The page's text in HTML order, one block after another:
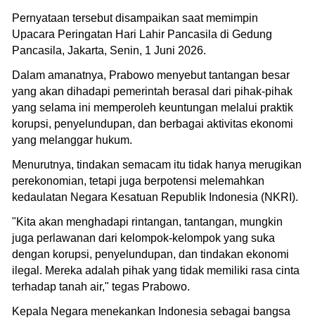
Pernyataan tersebut disampaikan saat memimpin
Upacara Peringatan Hari Lahir Pancasila di Gedung
Pancasila, Jakarta, Senin, 1 Juni 2026.
Dalam amanatnya, Prabowo menyebut tantangan besar
yang akan dihadapi pemerintah berasal dari pihak-pihak
yang selama ini memperoleh keuntungan melalui praktik
korupsi, penyelundupan, dan berbagai aktivitas ekonomi
yang melanggar hukum.
Menurutnya, tindakan semacam itu tidak hanya merugikan
perekonomian, tetapi juga berpotensi melemahkan
kedaulatan Negara Kesatuan Republik Indonesia (NKRI).
"Kita akan menghadapi rintangan, tantangan, mungkin
juga perlawanan dari kelompok-kelompok yang suka
dengan korupsi, penyelundupan, dan tindakan ekonomi
ilegal. Mereka adalah pihak yang tidak memiliki rasa cinta
terhadap tanah air," tegas Prabowo.
Kepala Negara menekankan Indonesia sebagai bangsa